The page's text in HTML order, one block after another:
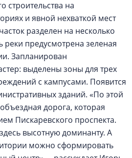
на
и явной нехваткой мест
разделен на несколько
предусмотрена зеленая
Запланирован
выделены зоны для трех
с кампусами. Появится
зданий. «По этой
дорога, которая
Пискаревского проспекта.
высотную доминанту. А
можно сформировать